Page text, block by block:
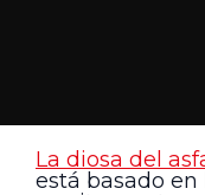
La diosa del
está basado en